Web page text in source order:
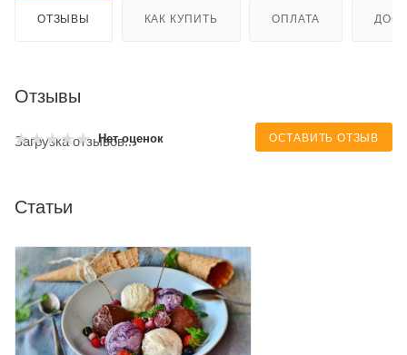
ОТЗЫВЫ КАК КУПИТЬ ОПЛАТА
Отзывы
Нет оценок ОСТАВИТЬ ОТЗЫВ
Загрузка отзывов...
Статьи